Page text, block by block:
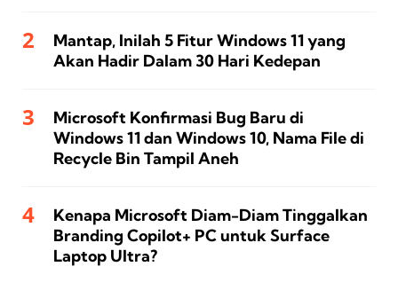
Mantap, Inilah 5 Fitur Windows 11 yang
Akan Hadir Dalam 30 Hari Kedepan
Microsoft Konfirmasi Bug Baru di
Windows 11 dan Windows 10, Nama File di
Recycle Bin Tampil Aneh
Kenapa Microsoft Diam-Diam Tinggalkan
Branding Copilot+ PC untuk Surface
Laptop Ultra?